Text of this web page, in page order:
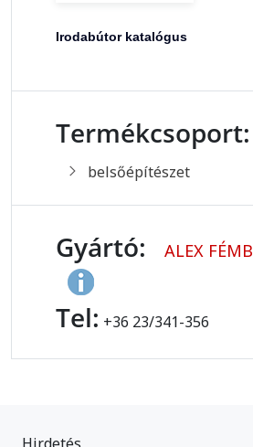
Irodabútor katalógus
Termékcsoport:
belsőépítészet
Gyártó: ALEX
Tel: +36 23/341-356